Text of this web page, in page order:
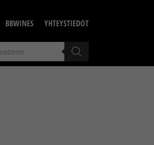
BBWINES YHTEYSTIEDOT